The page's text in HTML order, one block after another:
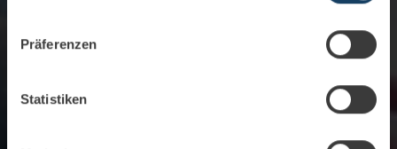
Informationen über Ihre geografische Lage
können
bestimmten Merkmalen (Fingerprinting) identifizieren
Präferenzen
Statistiken